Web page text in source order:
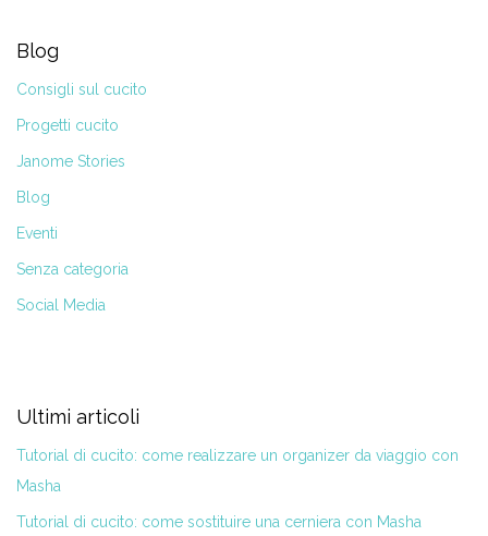
Blog
Consigli sul cucito
Progetti cucito
Janome Stories
Blog
Eventi
Senza categoria
Social Media
Ultimi articoli
Tutorial di cucito: come realizzare un organizer da viaggio con
Masha
Tutorial di cucito: come sostituire una cerniera con Masha